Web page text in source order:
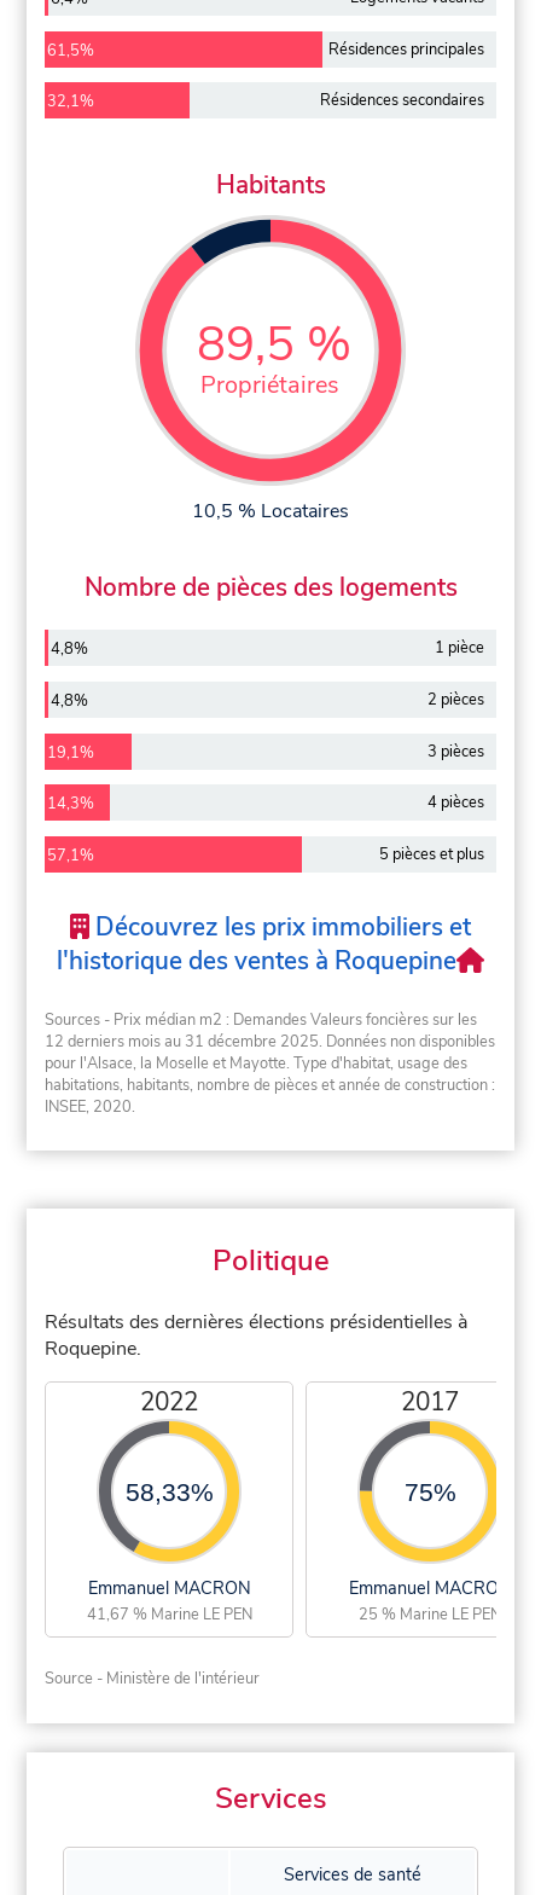
61,5% Résidences principales
32,1% Résidences secondaires
Habitants
89,5 %
Propriétaires
10,5 % Locataires
Nombre de pièces des logements
4,8% 1 pièce
4,8% 2 pièces
19,1% 3 pièces
14,3% 4 pièces
57,1% 5 pièces et plus
Découvrez les prix immobiliers et
l'historique des ventes à Roquepine
Sources - Prix médian m2 : Demandes Valeurs foncières sur les
12 derniers mois au 31 décembre 2025. Données non disponibles
pour l'Alsace, la Moselle et Mayotte. Type d'habitat, usage des
habitations, habitants, nombre de pièces et année de construction :
INSEE, 2020.
Politique
Résultats des dernières élections présidentielles à
Roquepine.
2022
58,33%
Emmanuel MACRON
41,67 % Marine LE PEN
2017
75%
Emmanuel MACRON
25 % Marine LE PEN
Source - Ministère de l'intérieur
Services
Services de santé